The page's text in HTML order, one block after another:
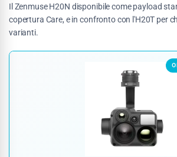
Il Zenmuse H20N disponibile come payload
copertura Care, e in confronto con l'H20T per
varianti.